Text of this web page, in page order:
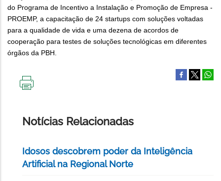
do Programa de Incentivo a Instalação e Promoção de Empresa -
PROEMP, a capacitação de 24 startups com soluções voltadas
para a qualidade de vida e uma dezena de acordos de
cooperação para testes de soluções tecnológicas em diferentes
órgãos da PBH.
Notícias Relacionadas
Idosos descobrem poder da Inteligência
Artificial na Regional Norte